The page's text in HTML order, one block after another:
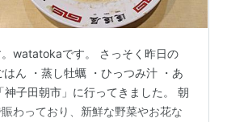
watatokaです。 さっそく昨日の
はん ・蒸し牡蠣 ・ひっつみ汁 ・あ
神子田朝市」に行ってきました。 朝
わっており、新鮮な野菜やお花な